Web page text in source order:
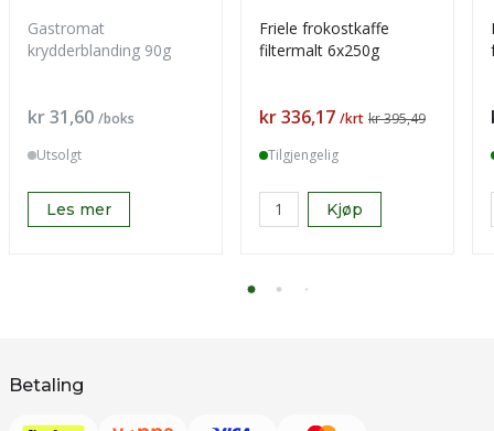
Gastromat
krydderblanding 90g
Pris
kr 31,60 /boks
Utsolgt
Les mer
Friele frokostkaffe
filtermalt 6x250g
Pris
kr 336,17 /krt kr 395,49
Tilgjengelig
Kjøp
Betaling